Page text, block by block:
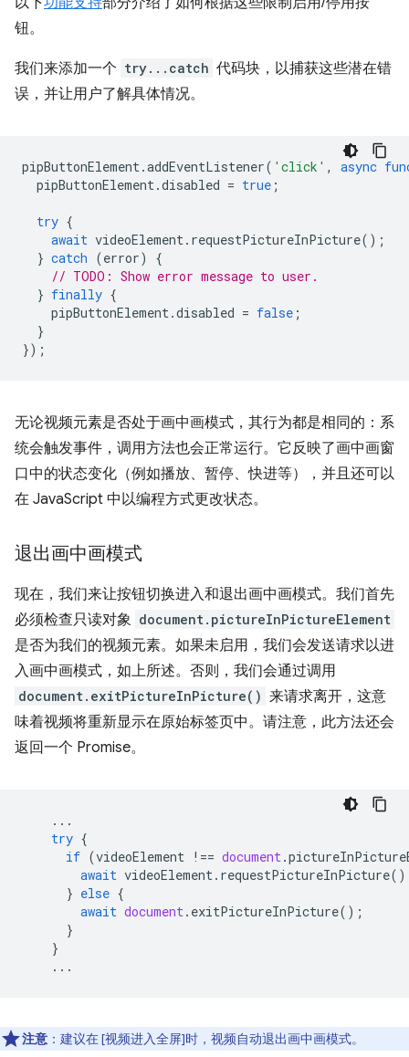
钮。
我们来添加一个 try...catch 代码块，以捕获这些潜在错
误，并让用户了解具体情况。
pipButtonElement.addEventListener( 'click' , async
pipButtonElement.disabled = true ;
try {
await videoElement. requestPictureInPicture();
} catch (error)
{
// TODO: Show error message to user.
} finally {
pipButtonElement.disabled = false ;
}
});
无论视频元素是否处于画中画模式，其行为都是相同的：系
统会触发事件，调用方法也会正常运行。它反映了画中画窗
口中的状态变化（例如播放、暂停、快进等），并且还可以
在 JavaScript 中以编程方式更改状态。
退出画中画模式
现在，我们来让按钮切换进入和退出画中画模式。我们首先
必须检查只读对象 document.pictureInPictureElement
是否为我们的视频元素。如果未启用，我们会发送请求以进
入画中画模式，如上所述。否则，我们会通过调用
document.exitPictureInPicture() 来请求离开，这意
味着视频将重新显示在原始标签页中。请注意，此方法还会
返回一个 Promise。
...
try {
if (videoElement !== document.
await videoElement. requestPictureInPicture
} else {
await document. exitPictureInPicture();
}
}
...
注意 ：建议在 [视频进入全屏]时，视频自动退出画中画模式。